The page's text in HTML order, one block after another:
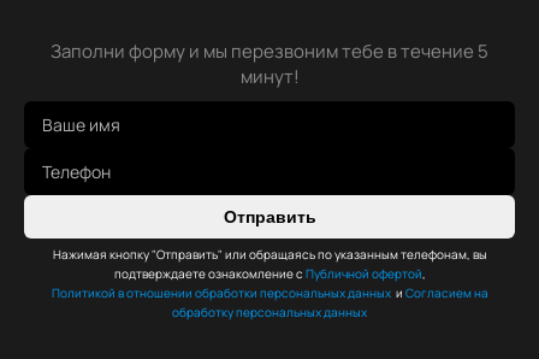
Заполни форму и мы перезвоним тебе в течение 5
минут!
Отправить
Нажимая кнопку "Отправить" или обращаясь по указанным телефонам, вы
подтверждаете ознакомление с Публичной офертой
Политикой в отношении обработки персональных данных и Согласием на
обработку персональных данных